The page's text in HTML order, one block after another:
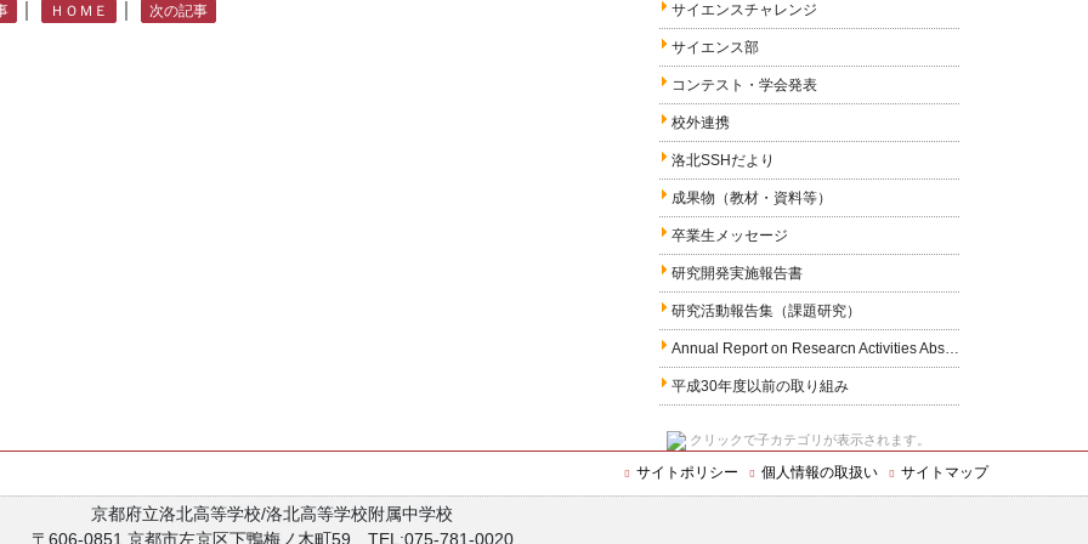
ＨＯＭＥ 次の記事 サイエンスチャレンジ
サイエンス部
コンテスト・学会発表
校外連携
洛北SSHだより
成果物（教材・資料等）
卒業生メッセージ
研究開発実施報告書
研究活動報告集（課題研究）
Annual Report on Researcn Activities Abstracts in English
平成30年度以前の取り組み
クリックで子カテゴリが表示されます。
サイトポリシー 個人情報の取扱い サイトマップ
京都府立洛北高等学校/洛北高等学校附属中学校
〒606-0851 京都市左京区下鴨梅ノ木町59 TEL:075-781-0020